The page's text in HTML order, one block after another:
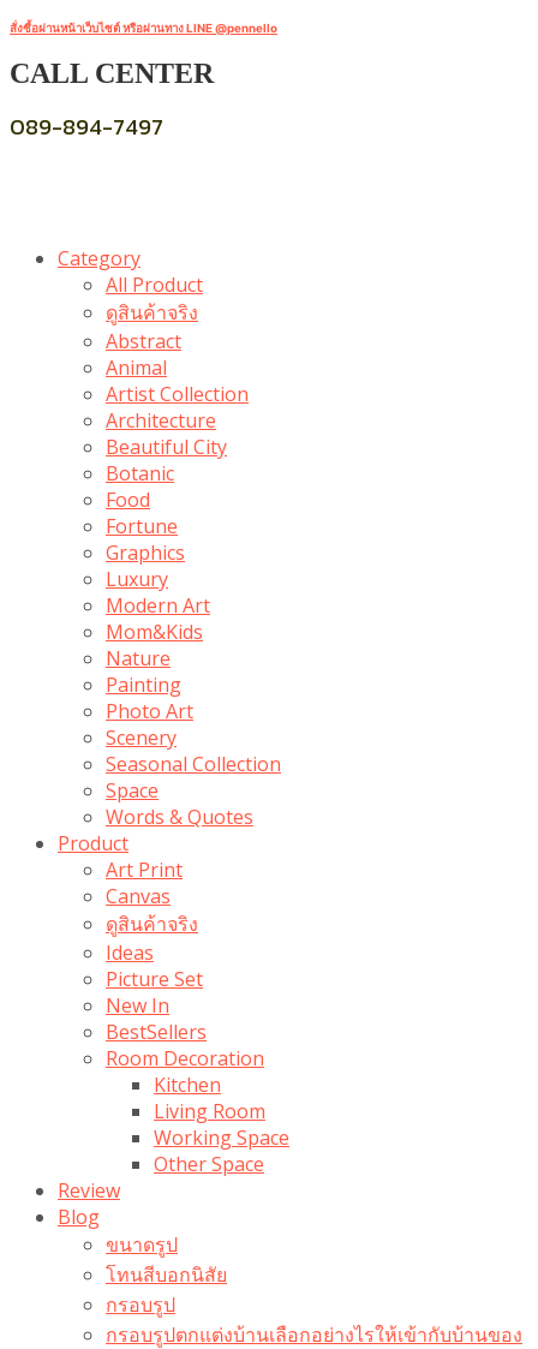
สั่งซื้อผ่านหน้าเว็บไซต์ หรือผ่านทาง LINE @pennello
CALL CENTER
089-894-7497
Category
All Product
ดูสินค้าจริง
Abstract
Animal
Artist Collection
Architecture
Beautiful City
Botanic
Food
Fortune
Graphics
Luxury
Modern Art
Mom&Kids
Nature
Painting
Photo Art
Scenery
Seasonal Collection
Space
Words & Quotes
Product
Art Print
Canvas
ดูสินค้าจริง
Ideas
Picture Set
New In
BestSellers
Room Decoration
Kitchen
Living Room
Working Space
Other Space
Review
Blog
ขนาดรูป
โทนสีบอกนิสัย
กรอบรูป
กรอบรูปตกแต่งบ้านเลือกอย่างไรให้เข้ากับบ้านของ